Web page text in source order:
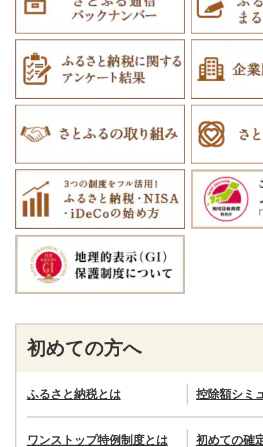
初めての方へ
ふるさと納税とは 控除額シミ
ワンストップ特例制度とは 初めての確